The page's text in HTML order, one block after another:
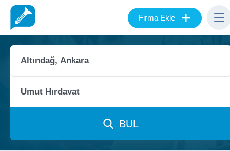
Firma Ekle +
BUL